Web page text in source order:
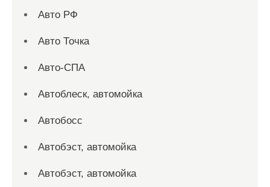
Авто РФ
Авто Точка
Авто-СПА
Автоблеск, автомойка
Автобосс
Автобэст, автомойка
Автобэст, автомойка